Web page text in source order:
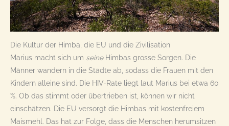
Die Kultur der Himba, die EU und die Zivilisation
Marius macht sich um seineHimbas grosse Sorgen. Die
Männer wandern in die Städte ab, sodass die Frauen mit den
Kindern alleine sind. Die HIV-Rate liegt laut Marius bei etwa 60
%. Ob das stimmt oder übertrieben ist, können wir nicht
einschätzen. Die EU versorgt die Himbas mit kostenfreiem
Maismehl. Das hat zur Folge, dass die Menschen herumsitzen